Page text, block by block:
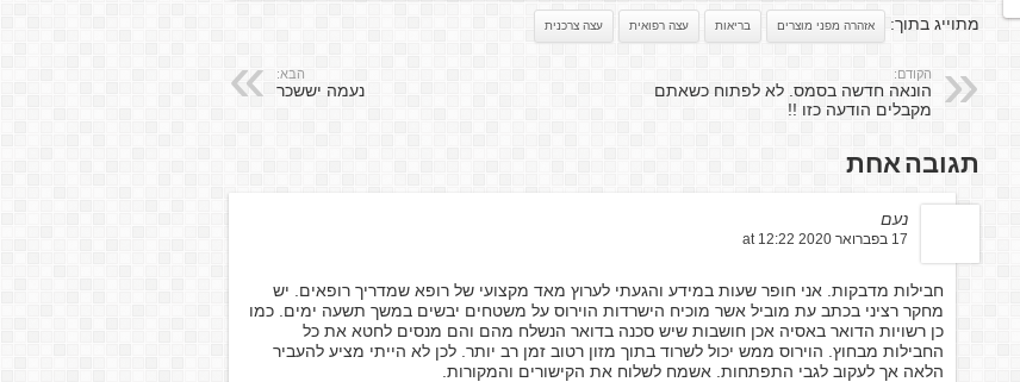
מתוייג בתוך: אזהרה מפני מוצרים בריאות עצה רפואית עצה צרכנית
הקודם:
הונאה חדשה בסמס. לא לפתוח כשאתם
מקבלים הודעה כזו !!
הבא:
נעמה יששכר
תגובה אחת
נעם
17 בפברואר 2020 at 12:22
חבילות מדבקות. אני חופר שעות במידע והגעתי לערוץ מאד מקצועי של רופא שמדריך רופאים. יש
מחקר רציני בכתב עת מוביל אשר מוכיח הישרדות הוירוס על משטחים יבשים במשך תשעה ימים. כמו
כן רשויות הדואר באסיה אכן חושבות שיש סכנה בדואר הנשלח מהם והם מנסים לחטא את כל
החבילות מבחוץ. הוירוס ממש יכול לשרוד בתוך מזון רטוב זמן רב יותר. לכן לא הייתי מציע להעביר
הלאה אך לעקוב לגבי התפתחות. אשמח לשלוח את הקישורים והמקורות.